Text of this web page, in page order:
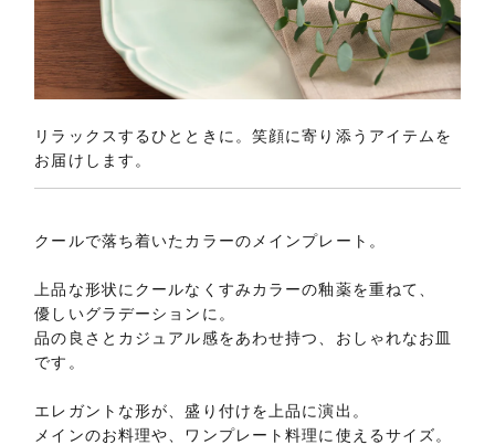
リラックスするひとときに。笑顔に寄り添うアイテムを
お届けします。
クールで落ち着いたカラーのメインプレート。
上品な形状にクールなくすみカラーの釉薬を重ねて、
優しいグラデーションに。
品の良さとカジュアル感をあわせ持つ、おしゃれなお皿
です。
エレガントな形が、盛り付けを上品に演出。
メインのお料理や、ワンプレート料理に使えるサイズ。